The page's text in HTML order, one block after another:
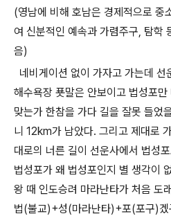
(영남에 비해 호남은 경제적으로 중
여 신분적인 예속과 가렴주구, 탐학
음)
네비게이션 없이 가자고 가는데 선
해수욕장 푯말은 안보이고 법성포
맞는가 한참을 가다 길을 잘못 들었
니 12km가 남았다. 그리고 제대로
대로의 너른 길이 선운사에서 법성
법성포가 왜 법성포인지 별 생각이
왕 때 인도승려 마라난타가 처음 도
법(불교)+성(마라난타)+포(포구)겠